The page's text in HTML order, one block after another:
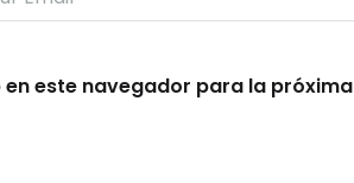
este navegador para la próxima